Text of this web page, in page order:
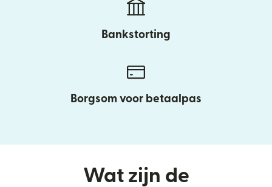
Bankstorting
Borgsom voor betaalpas
Wat zijn de